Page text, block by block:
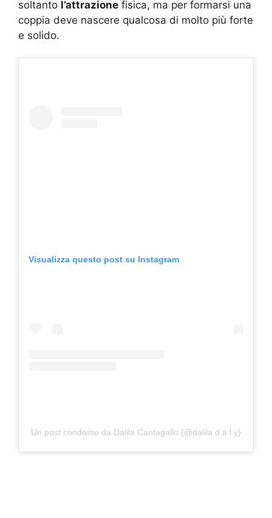
soltanto l’attrazione fisica, ma per formarsi una
coppia deve nascere qualcosa di molto più forte
e solido.
Visualizza questo post su Instagram
Un post condiviso da Dalila Cantagallo (@dalila.d.a.l.y)